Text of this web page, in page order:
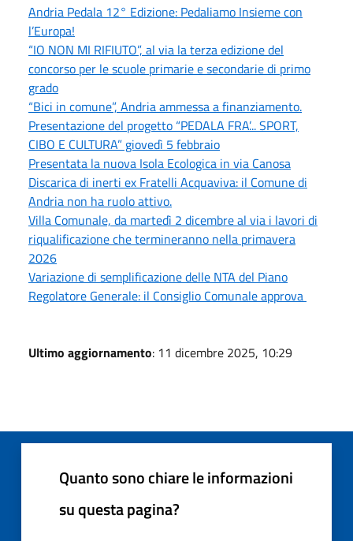
Andria Pedala 12° Edizione: Pedaliamo Insieme con
l’Europa!
“IO NON MI RIFIUTO”, al via la terza edizione del
concorso per le scuole primarie e secondarie di primo
grado
“Bici in comune”, Andria ammessa a finanziamento.
Presentazione del progetto “PEDALA FRA’... SPORT,
CIBO E CULTURA” giovedì 5 febbraio
Presentata la nuova Isola Ecologica in via Canosa
Discarica di inerti ex Fratelli Acquaviva: il Comune di
Andria non ha ruolo attivo.
Villa Comunale, da martedì 2 dicembre al via i lavori di
riqualificazione che termineranno nella primavera
2026
Variazione di semplificazione delle NTA del Piano
Regolatore Generale: il Consiglio Comunale approva
Ultimo aggiornamento: 11 dicembre 2025, 10:29
Quanto sono chiare le informazioni
su questa pagina?